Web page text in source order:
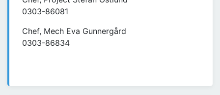
0303-86081
Chef, Mech Eva Gunnergård
0303-86834